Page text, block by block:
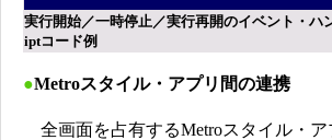
実行開始／一時停止／実行再開のイベント・ハ
iptコード例
●Metroスタイル・アプリ間の連携
全画面を占有するMetroスタイル・ア